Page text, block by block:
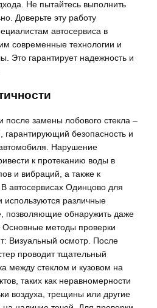
Не пытайтесь выполнить
Доверьте эту работу
автосервиса в
современные технологии и
Это гарантирует надежность и
после замены лобового стекла –
гарантирующий безопасность и
Нарушение
к протеканию воды в
и вибраций, а также к
автосервисах Одинцово для
используются различные
позволяющие обнаружить даже
Основные методы проверки
Визуальный осмотр. После
проводит тщательный
между стеклом и кузовом на
таких как неравномерности
воздуха, трещины или другие